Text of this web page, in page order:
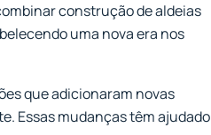
construção de aldeias
uma nova era nos
que adicionaram novas
Essas mudanças têm ajudado